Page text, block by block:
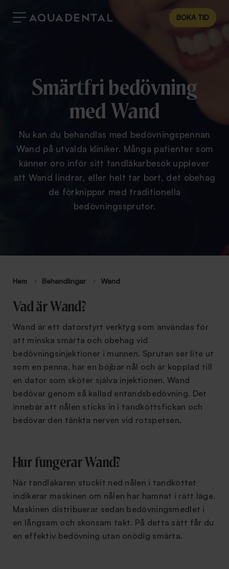
BOKA TID
Smärtfri bedövning
med Wand
Nu kan du behandlas med bedövningspennan
Wand på utvalda kliniker. Många patienter som
känner oro inför sitt tandläkarbesök upplever
att Wand lindrar, eller helt tar bort, det obehag
de förknippar med traditionella
bedövningssprutor.
Hem Behandlingar Wand
Vad är Wand?
Wand är ett datorstyrt verktyg som användas för
att minska smärta och obehag vid
bedövningsinjektioner i munnen. Sprutan ser lite ut
som en penna, har en böjbar nål och är kopplad till
en dator som sköter själva injektionen. Wand
bedövar genom så kallad entandsbedövning. Det
innebär att nålen sticks in i tandköttsfickan och
bedövar den tänkta nerven vid rotspetsen.
Hur fungerar Wand?
När tandläkaren stuckit ned nålen i tandköttet
indikerar maskinen om nålen har hamnat i rätt läge.
Maskinen distribuerar sedan bedövningsmedlet i
en långsam och skonsam takt. På detta sätt får du
en effektiv bedövning utan onödig smärta.